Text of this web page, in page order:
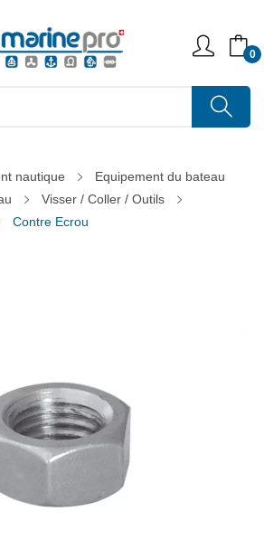
0
nautique
Equipement du bateau
Visser / Coller / Outils
Contre Ecrou